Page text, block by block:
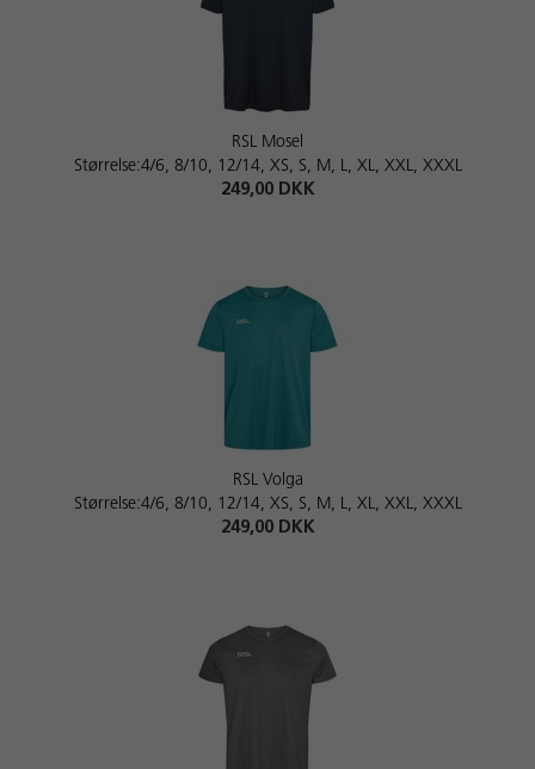
RSL Mosel
Størrelse:4/6, 8/10, 12/14, XS, S, M, L, XL, XXL, XXXL
249,00 DKK
RSL Volga
Størrelse:4/6, 8/10, 12/14, XS, S, M, L, XL, XXL, XXXL
249,00 DKK